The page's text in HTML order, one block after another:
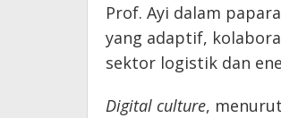
Prof. Ayi dalam
yang adaptif,
sektor logistik dan
Digital culture,